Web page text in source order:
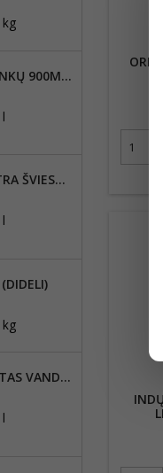
kg
PIENAS LANKŲ 900ML, 2,5% RIEBUMO
ALUS EKSTRA ŠVIESUSIS (5.2%), 568 ML
kg
NEGAZUOTAS VANDUO AKVILĖ, 2L